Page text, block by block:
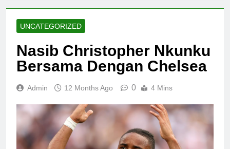
UNCATEGORIZED
Nasib Christopher Nkunku
Bersama Dengan Chelsea
Admin 12 Months Ago 0 4 Mins